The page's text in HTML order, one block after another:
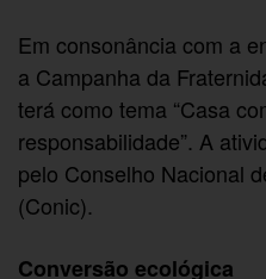
Em consonância com a
a Campanha da
terá como tema “Casa
responsabilidade”. A
pelo Conselho Nacional
(Conic).
Conversão ecológica